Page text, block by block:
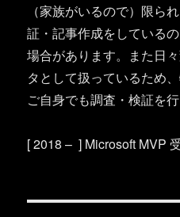
（家族がいるので）限ら
証・記事作成をしている
場合があります。また日
タとして扱っているため
ご自身でも調査・検証を行
[ 2018 – ] Microsoft MVP